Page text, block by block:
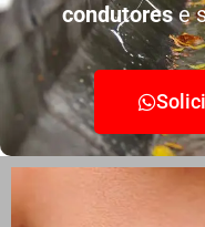
condutorese